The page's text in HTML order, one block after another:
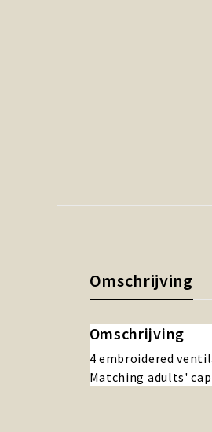
Omschrijving
Omschrijving
4 embroidered
Matching adults'